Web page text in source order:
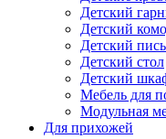
Детский
Детский
Детский
Детский стол
Детский
Мебель для
Модульная
Для прихожей